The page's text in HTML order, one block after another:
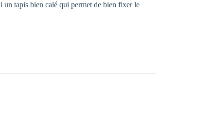
tapis bien calé qui permet de bien fixer le